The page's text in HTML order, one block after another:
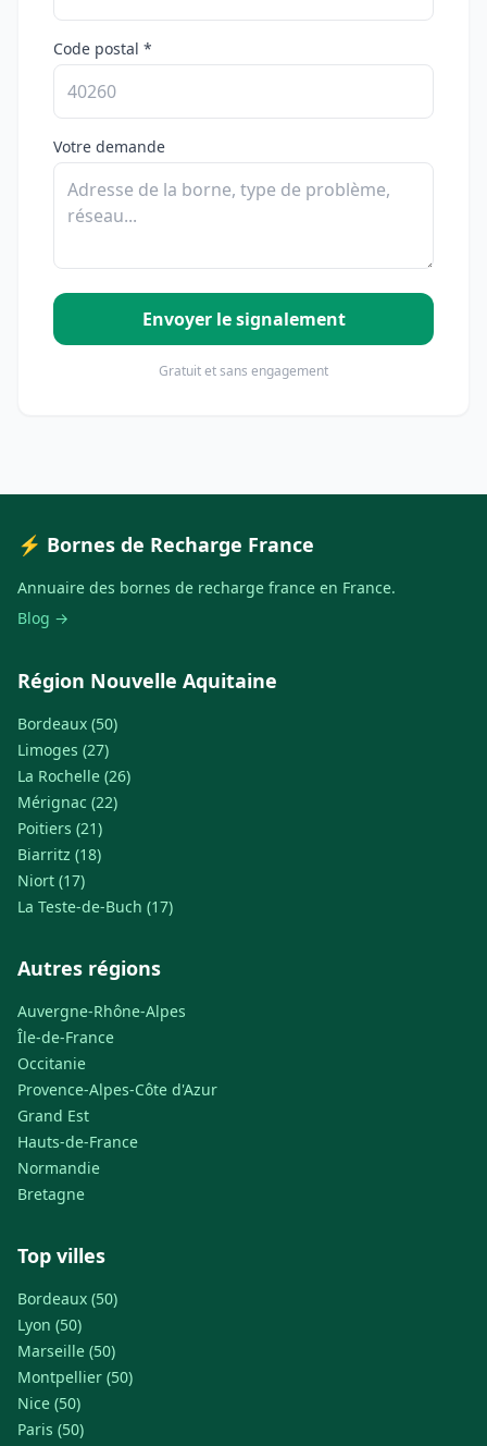
Code postal *
Votre demande
Envoyer le signalement
Gratuit et sans engagement
⚡ Bornes de Recharge France
Annuaire des bornes de recharge france en France.
Blog →
Région Nouvelle Aquitaine
Bordeaux (50)
Limoges (27)
La Rochelle (26)
Mérignac (22)
Poitiers (21)
Biarritz (18)
Niort (17)
La Teste-de-Buch (17)
Autres régions
Auvergne-Rhône-Alpes
Île-de-France
Occitanie
Provence-Alpes-Côte d'Azur
Grand Est
Hauts-de-France
Normandie
Bretagne
Top villes
Bordeaux (50)
Lyon (50)
Marseille (50)
Montpellier (50)
Nice (50)
Paris (50)